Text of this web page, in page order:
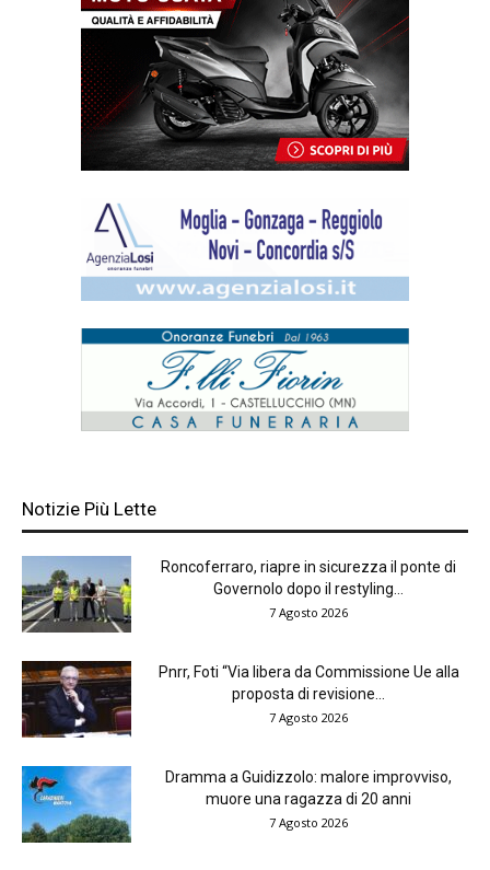
Notizie Più Lette
Roncoferraro, riapre in sicurezza il ponte di
Governolo dopo il restyling...
7 Agosto 2026
Pnrr, Foti “Via libera da Commissione Ue alla
proposta di revisione...
7 Agosto 2026
Dramma a Guidizzolo: malore improvviso,
muore una ragazza di 20 anni
7 Agosto 2026